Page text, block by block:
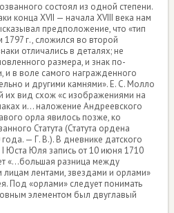
состоял из одной степени.
конца XVII — начала XVIII века нам
предположение, что «тип
г., сложился во второй
отличались в деталях; не
размера, и знак по-
и в воле самого награжденного
и другими камнями». Е. С. Молло
их вид схож «с изображениями на
и... наложение Андреевского
орла явилось позже, ко
Статута (Статута ордена
— Г. В.). В дневнике датского
Юста Юля запись от 10 июня 1710
«...большая разница между
лентами, звездами и орлами»
Под «орлами» следует понимать
элементом был двуглавый